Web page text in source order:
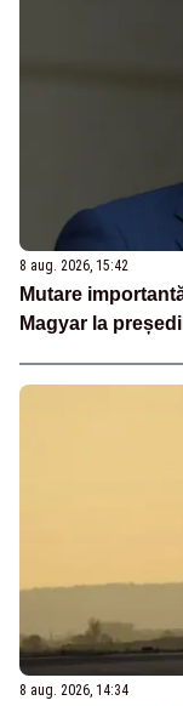
8 aug. 2026, 15:42
Mutare
Magyar la
8 aug. 2026, 14:34